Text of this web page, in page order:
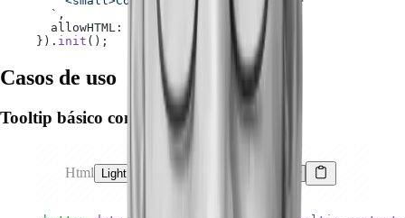
  `
,
  allowHTML:
true
}). init ();
Casos de uso
Tooltip básico con hover
Html Light